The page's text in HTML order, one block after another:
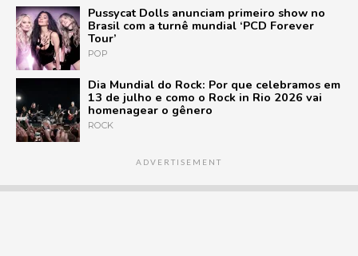
Pussycat Dolls anunciam primeiro show no
Brasil com a turnê mundial ‘PCD Forever
Tour’
POP
Dia Mundial do Rock: Por que celebramos em
13 de julho e como o Rock in Rio 2026 vai
homenagear o gênero
ROCK
ADVERTISEMENT